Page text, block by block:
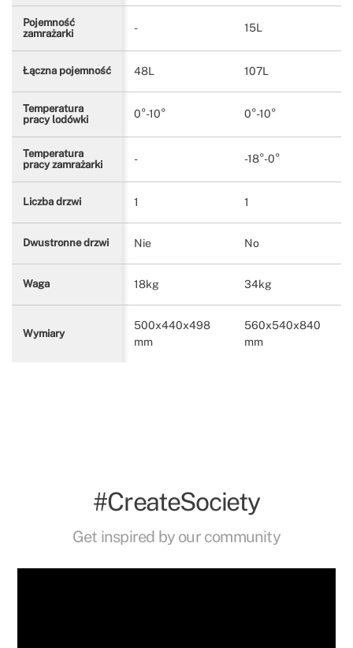
Pojemność
zamrażarki
- 15L
Łączna pojemność 48L 107L
Temperatura
pracy lodówki
0°-10° 0°-10°
Temperatura
pracy zamrażarki
- -18°-0°
Liczba drzwi 1 1
Dwustronne drzwi Nie No
Waga 18kg 34kg
Wymiary
500x440x498
mm
560x540x840
mm
#CreateSociety
Get inspired by our community